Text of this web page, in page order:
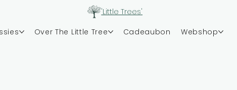
'Little Trees'
Over The Little Tree Cadeaubon Webshop